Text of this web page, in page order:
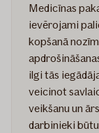
Medicīnas
ievērojami
kopšanā
ilgi tās
veicinot
veikšanu un
darbinieki